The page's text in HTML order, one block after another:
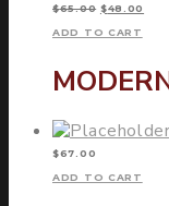
$65.00 $48.00
ADD TO CART
$67.00
ADD TO CART